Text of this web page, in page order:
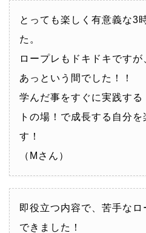
とっても楽しく有意義な3
た。
ロープレもドキドキですが
あっという間でした！！
学んだ事をすぐに実践する
トの場！で成長する自分
す！
（Mさん）
即役立つ内容で、苦手な
できました！